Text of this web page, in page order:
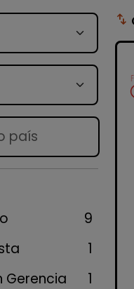
9
1
Gerencia
1
swap_vert